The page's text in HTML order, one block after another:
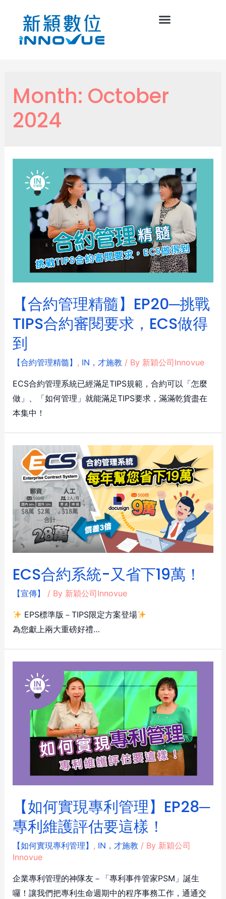
Month: October
2024
【合約管理精髓】EP20─挑戰
TIPS合約審閱要求，ECS做得
到
【合約管理精髓】 , IN，才施教 / By 新穎公司Innovue
ECS合約管理系統已經滿足TIPS規範，合約可以「怎麼
做」、「如何管理」就能滿足TIPS要求，滿滿乾貨盡在
本集中！
ECS合約系統-又省下19萬！
【宣傳】 / By 新穎公司Innovue
EPS標準版－TIPS限定方案登場
為您獻上兩大重磅好禮…
【如何實現專利管理】EP28─
專利維護評估要這樣！
【如何實現專利管理】 , IN，才施教 / By 新穎公司
Innovue
企業專利管理的神隊友－「專利事件管家PSM」誕生
囉！讓我們把專利生命週期中的程序事務工作，通通交